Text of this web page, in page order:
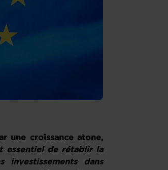
une croissance atone,
essentiel de rétablir la
dans